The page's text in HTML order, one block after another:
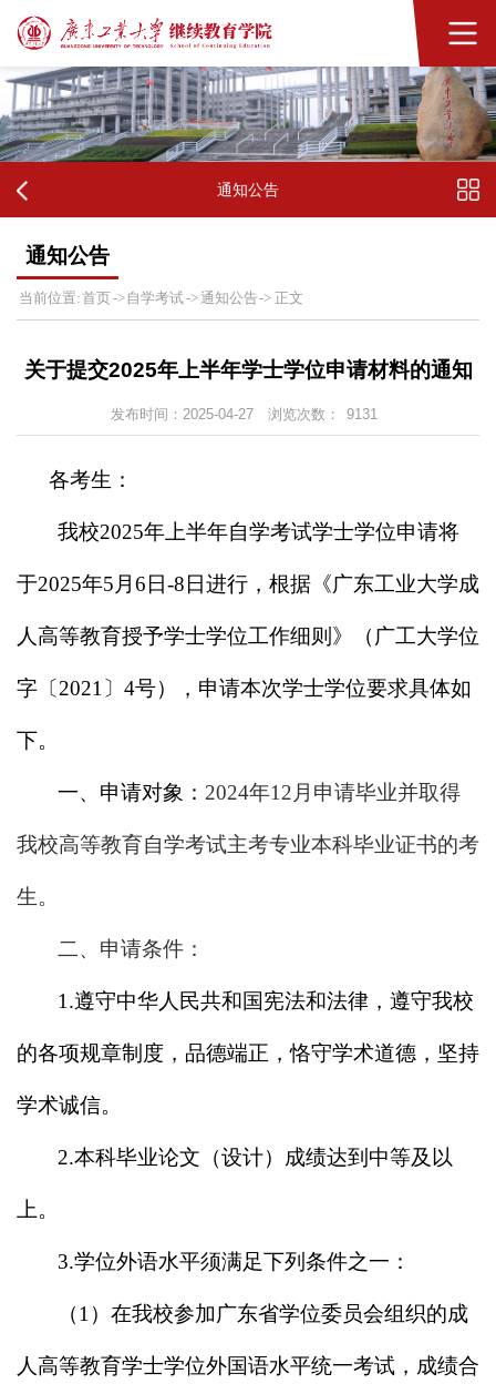
通知公告
通知公告
当前位置:首页-> 自学考试->通知公告-> 正文
关于提交2025年上半年学士学位申请材料的通知
发布时间：2025-04-27 浏览次数： 9131
各考生：
我校2025年上半年自学考试学士学位申请将
于2025年5 月6日-8日进行，根据《广东工业大学成
人高等教育授予学士学位工作细则》（广工大学位
字〔2021 〕 4号），申请本次学士学位要求具体如
下。
一、申请对象： 2024年12 月申请毕业并取得
我校高等教育自学考试主考专业本科毕业证书的考
生。
二、申请条件：
1.遵守中华人民共和国宪法和法律，遵守我校
的各项规章制度，品德端正，恪守学术道德，坚持
学术诚信。
2.本科毕业论文（设计）成绩达到中等及以
上。
3.学位外语水平须满足下列条件之一：
（1 ）在我校参加广东省学位委员会组织的成
人高等教育学士学位外国语水平统一考试，成绩合